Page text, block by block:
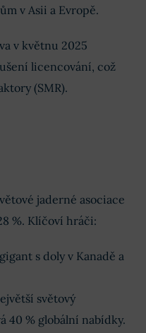
v Asii a Evropě.
v květnu 2025
licencování, což
(SMR).
jaderné asociace
%. Klíčoví hráči:
s doly v Kanadě a
světový
40 % globální nabídky.